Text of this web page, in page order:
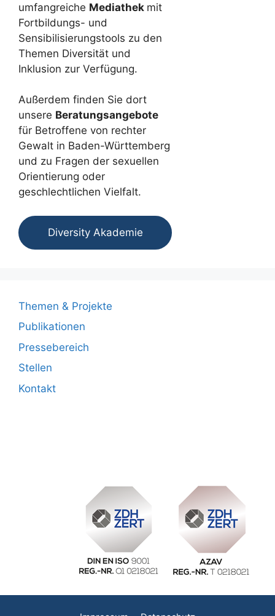
umfangreiche Mediathek mit
Fortbildungs- und
Sensibilisierungstools zu den
Themen Diversität und
Inklusion zur Verfügung.
Außerdem finden Sie dort
unsere Beratungsangebote
für Betroffene von rechter
Gewalt in Baden-Württemberg
und zu Fragen der sexuellen
Orientierung oder
geschlechtlichen Vielfalt.
Diversity Akademie
Themen & Projekte
Publikationen
Pressebereich
Stellen
Kontakt